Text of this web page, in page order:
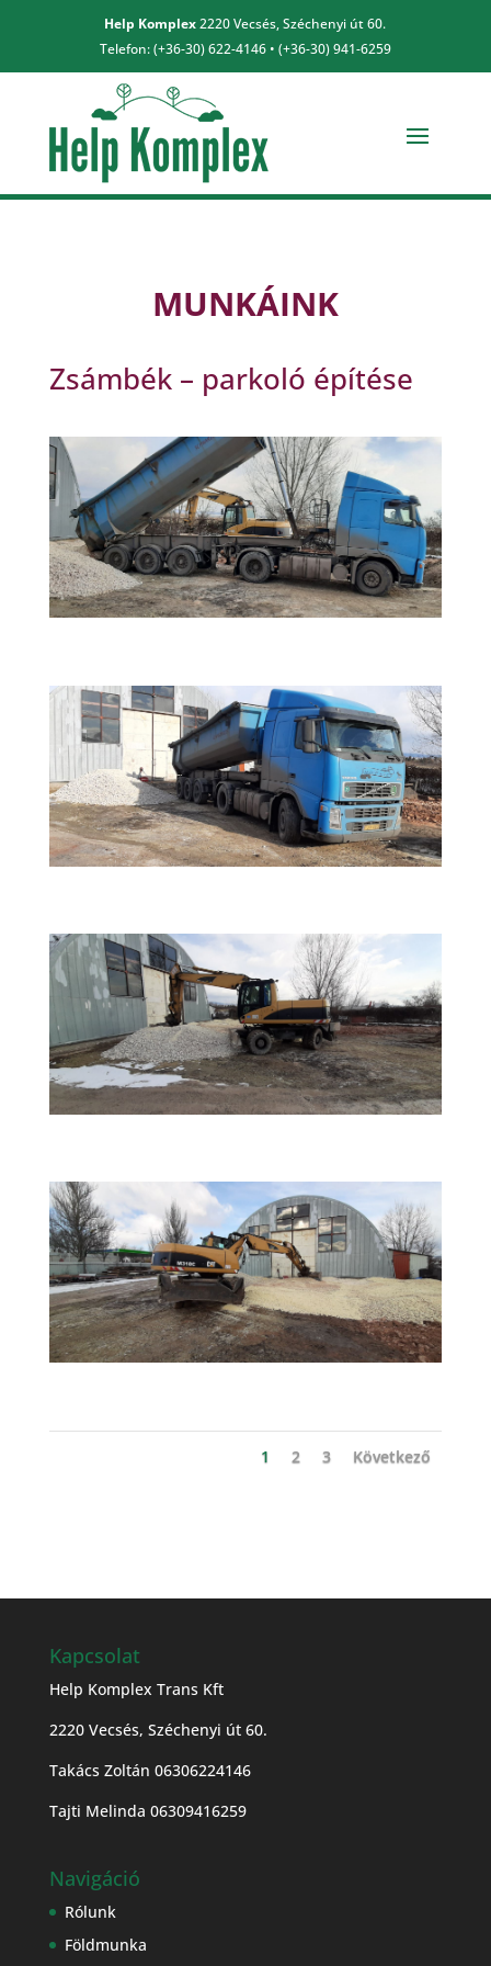
Help Komplex2220 Vecsés, Széchenyi út 60.
Telefon: (+36-30) 622-4146 • (+36-30) 941-6259
MUNKÁINK
Zsámbék – parkoló építése
1 2 3 Következő
Kapcsolat
Help Komplex Trans Kft
2220 Vecsés, Széchenyi út 60.
Takács Zoltán 06306224146
Tajti Melinda 06309416259
Navigáció
Rólunk
Földmunka